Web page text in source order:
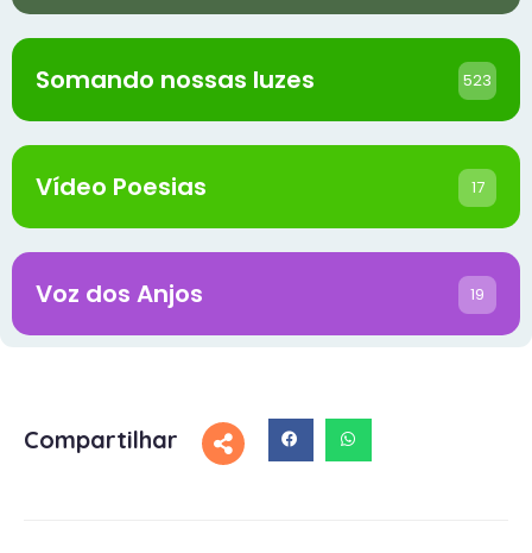
Somando nossas luzes 523
Vídeo Poesias 17
Voz dos Anjos 19
Compartilhar